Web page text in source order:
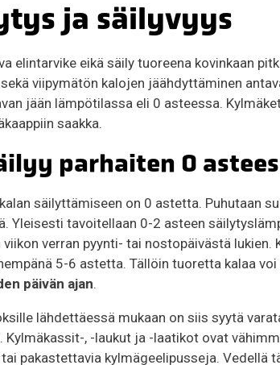
ja säilyvyys
elintarvike eikä säily tuoreena kovinkaan
viipymätön kalojen jäähdyttäminen
jään lämpötilassa eli 0 asteessa.
saakka.
parhaiten 0
säilyttämiseen on 0 astetta. Puhutaan
Yleisesti tavoitellaan 0-2 asteen
verran pyynti- tai nostopäivästä
5-6 astetta. Tällöin tuoretta kalaa
päivän ajan.
lähdettäessä mukaan on siis syytä
Kylmäkassit-, -laukut ja -laatikot ovat
pakastettavia kylmägeelipusseja.